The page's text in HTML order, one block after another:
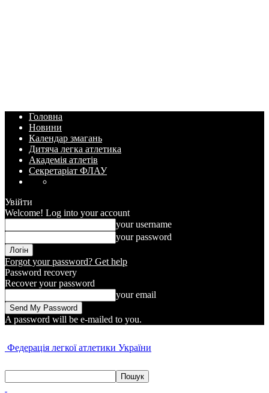
Головна
Новини
Календар змагань
Дитяча легка атлетика
Академія атлетів
Секретаріат ФЛАУ
Увійти
Welcome! Log into your account
your username
your password
Forgot your password? Get help
Password recovery
Recover your password
your email
A password will be e-mailed to you.
Федерація легкої атлетики України